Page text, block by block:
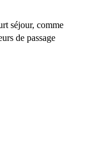
séjour, comme
de passage